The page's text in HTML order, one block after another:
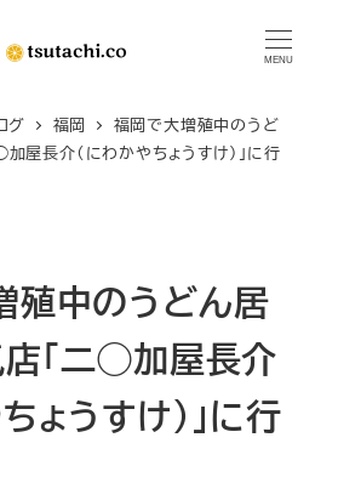
MENU
グ 福岡
福岡で大増殖中のうど
屋長介（にわかやちょうすけ）」に行
殖中のうどん居
店「二◯加屋長介
ょうすけ）」に行